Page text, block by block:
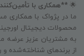
🌟 **همکاری با
ما در پژواک با همکاری
محصولات دیجیتال
به مشتریان عزیز عرضه
از برندهای شناخته‌شده